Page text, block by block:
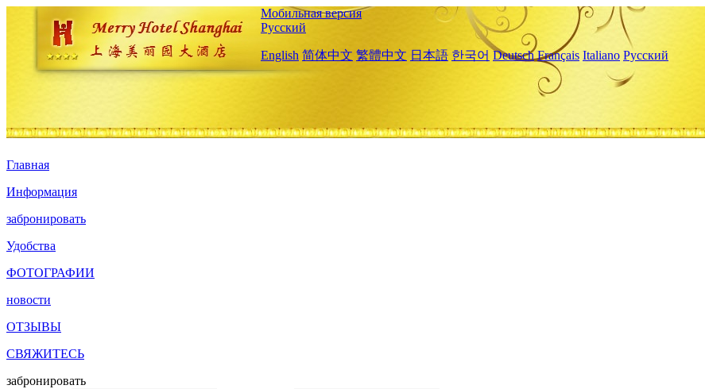
Мобильная версия
Русский
English 简体中文 繁體中文 日本語 한국어 Deutsch Français Italiano Русский
Главная
Информация
забронировать
Удобства
ФОТОГРАФИИ
новости
ОТЗЫВЫ
СВЯЖИТЕСЬ
забронировать